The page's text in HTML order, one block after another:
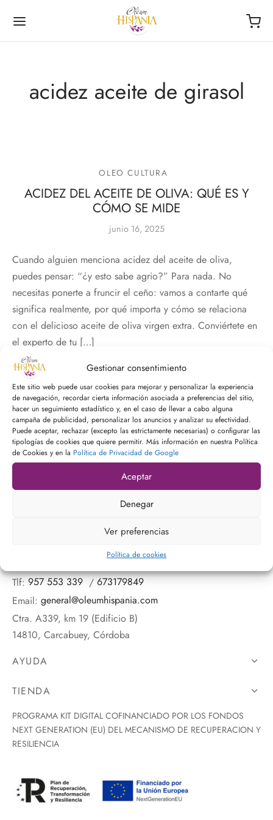
Gestionar consentimiento
Este sitio web puede usar cookies para mejorar y personalizar la experiencia
de navegación, recordar cierta información asociada a preferencias del sitio,
hacer un seguimiento estadístico y, en el caso de llevar a cabo alguna
campaña de publicidad, personalizar los anuncios y analizar su efectividad.
Puede aceptar, rechazar (excepto las estrictamente necesarias) o configurar las
tipologías de cookies que quiere permitir. Más información en nuestra Política
de Cookies y en la Política de Privacidad de Google
Aceptar
Denegar
Ver preferencias
Política de cookies
acidez aceite de girasol
OLEO CULTURA
ACIDEZ DEL ACEITE DE OLIVA: QUÉ ES Y
CÓMO SE MIDE
junio 16, 2025
Cuando alguien menciona acidez del aceite de oliva,
puedes pensar: “¿y esto sabe agrio?” Para nada. No
necesitas ponerte a fruncir el ceño: vamos a contarte qué
significa realmente, por qué importa y cómo se relaciona
con el delicioso aceite de oliva virgen extra. Conviértete en
el experto de tu […]
Ver más
Tlf: 957 553 339 / 673179849
Email: general@oleumhispania.com
Ctra. A339, km 19 (Edificio B)
14810, Carcabuey, Córdoba
AYUDA
TIENDA
PROGRAMA KIT DIGITAL COFINANCIADO POR LOS FONDOS
NEXT GENERATION (EU) DEL MECANISMO DE RECUPERACION Y
RESILIENCIA
Única
Nature Premium